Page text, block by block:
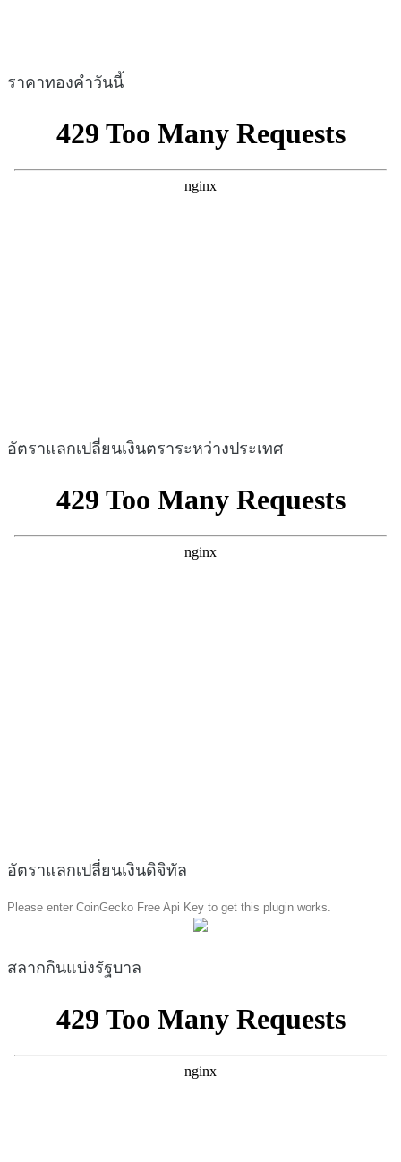
ราคาทองคำวันนี้
อัตราแลกเปลี่ยนเงินตราระหว่างประเทศ
อัตราแลกเปลี่ยนเงินดิจิทัล
Please enter CoinGecko Free Api Key to get this plugin works.
สลากกินแบ่งรัฐบาล